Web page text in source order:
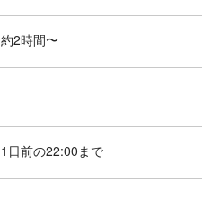
約2時間〜
1日前の22:00まで